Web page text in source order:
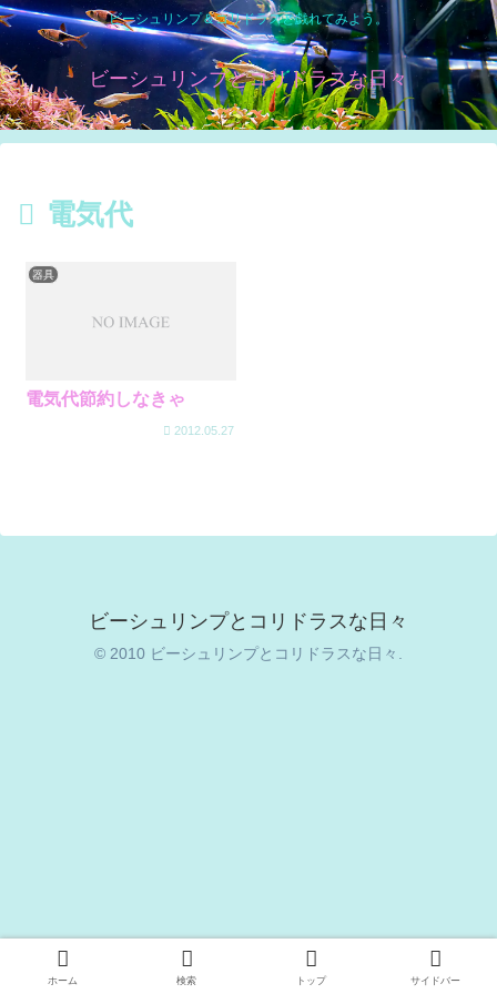
ビーシュリンプ＆コリドラスと戯れてみよう。
ビーシュリンプとコリドラスな日々
電気代
器具
電気代節約しなきゃ
2012.05.27
ビーシュリンプとコリドラスな日々
© 2010 ビーシュリンプとコリドラスな日々.
ホーム 検索 トップ サイドバー